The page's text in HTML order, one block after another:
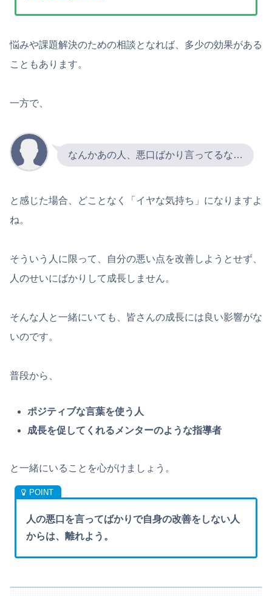
悩みや課題解決のための相談となれば、多少の効果がある
こともあります。
一方で、
なんかあの人、悪口ばかり言ってるな…
と感じた場合、どことなく「イヤな気持ち」になりますよ
ね。
そういう人に限って、自分の悪い点を改善しようとせず、
人のせいにばかりして成長しません。
そんな人と一緒にいても、皆さんの成長には良い影響がな
いのです。
普段から、
ポジティブな言葉を使う人
成長を促してくれるメンターのような指導者
と一緒にいることを心がけましょう。
人の悪口を言ってばかりで自身の改善をしない人
からは、離れよう。